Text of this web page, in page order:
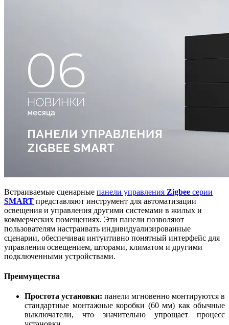
Встраиваемые сценарные панели управления Zigbee серии
SMART представляют инструмент для автоматизации
освещения и управления другими системами в жилых и
коммерческих помещениях. Эти панели позволяют
пользователям настраивать индивидуализированные
сценарии, обеспечивая интуитивно понятный интерфейс для
управления освещением, шторами, климатом и другими
подключенными устройствами.
Преимущества
Простота установки: панели мгновенно монтируются в
стандартные монтажные коробки (60 мм) как обычные
выключатели, что значительно упрощает процесс